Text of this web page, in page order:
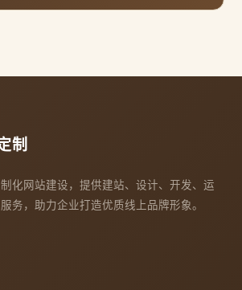
制
化网站建设，提供建站、设计、开发、运
务，助力企业打造优质线上品牌形象。